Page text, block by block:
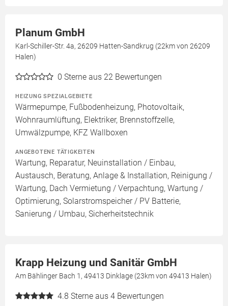
Planum GmbH
Karl-Schiller-Str. 4a, 26209 Hatten-Sandkrug (22km von 26209
Halen)
0 Sterne aus 22 Bewertungen
HEIZUNG SPEZIALGEBIETE
Wärmepumpe, Fußbodenheizung, Photovoltaik,
Wohnraumlüftung, Elektriker, Brennstoffzelle,
Umwälzpumpe, KFZ Wallboxen
ANGEBOTENE TÄTIGKEITEN
Wartung, Reparatur, Neuinstallation / Einbau,
Austausch, Beratung, Anlage & Installation, Reinigung /
Wartung, Dach Vermietung / Verpachtung, Wartung /
Optimierung, Solarstromspeicher / PV Batterie,
Sanierung / Umbau, Sicherheitstechnik
Krapp Heizung und Sanitär GmbH
Am Bählinger Bach 1, 49413 Dinklage (23km von 49413 Halen)
4.8 Sterne aus 4 Bewertungen